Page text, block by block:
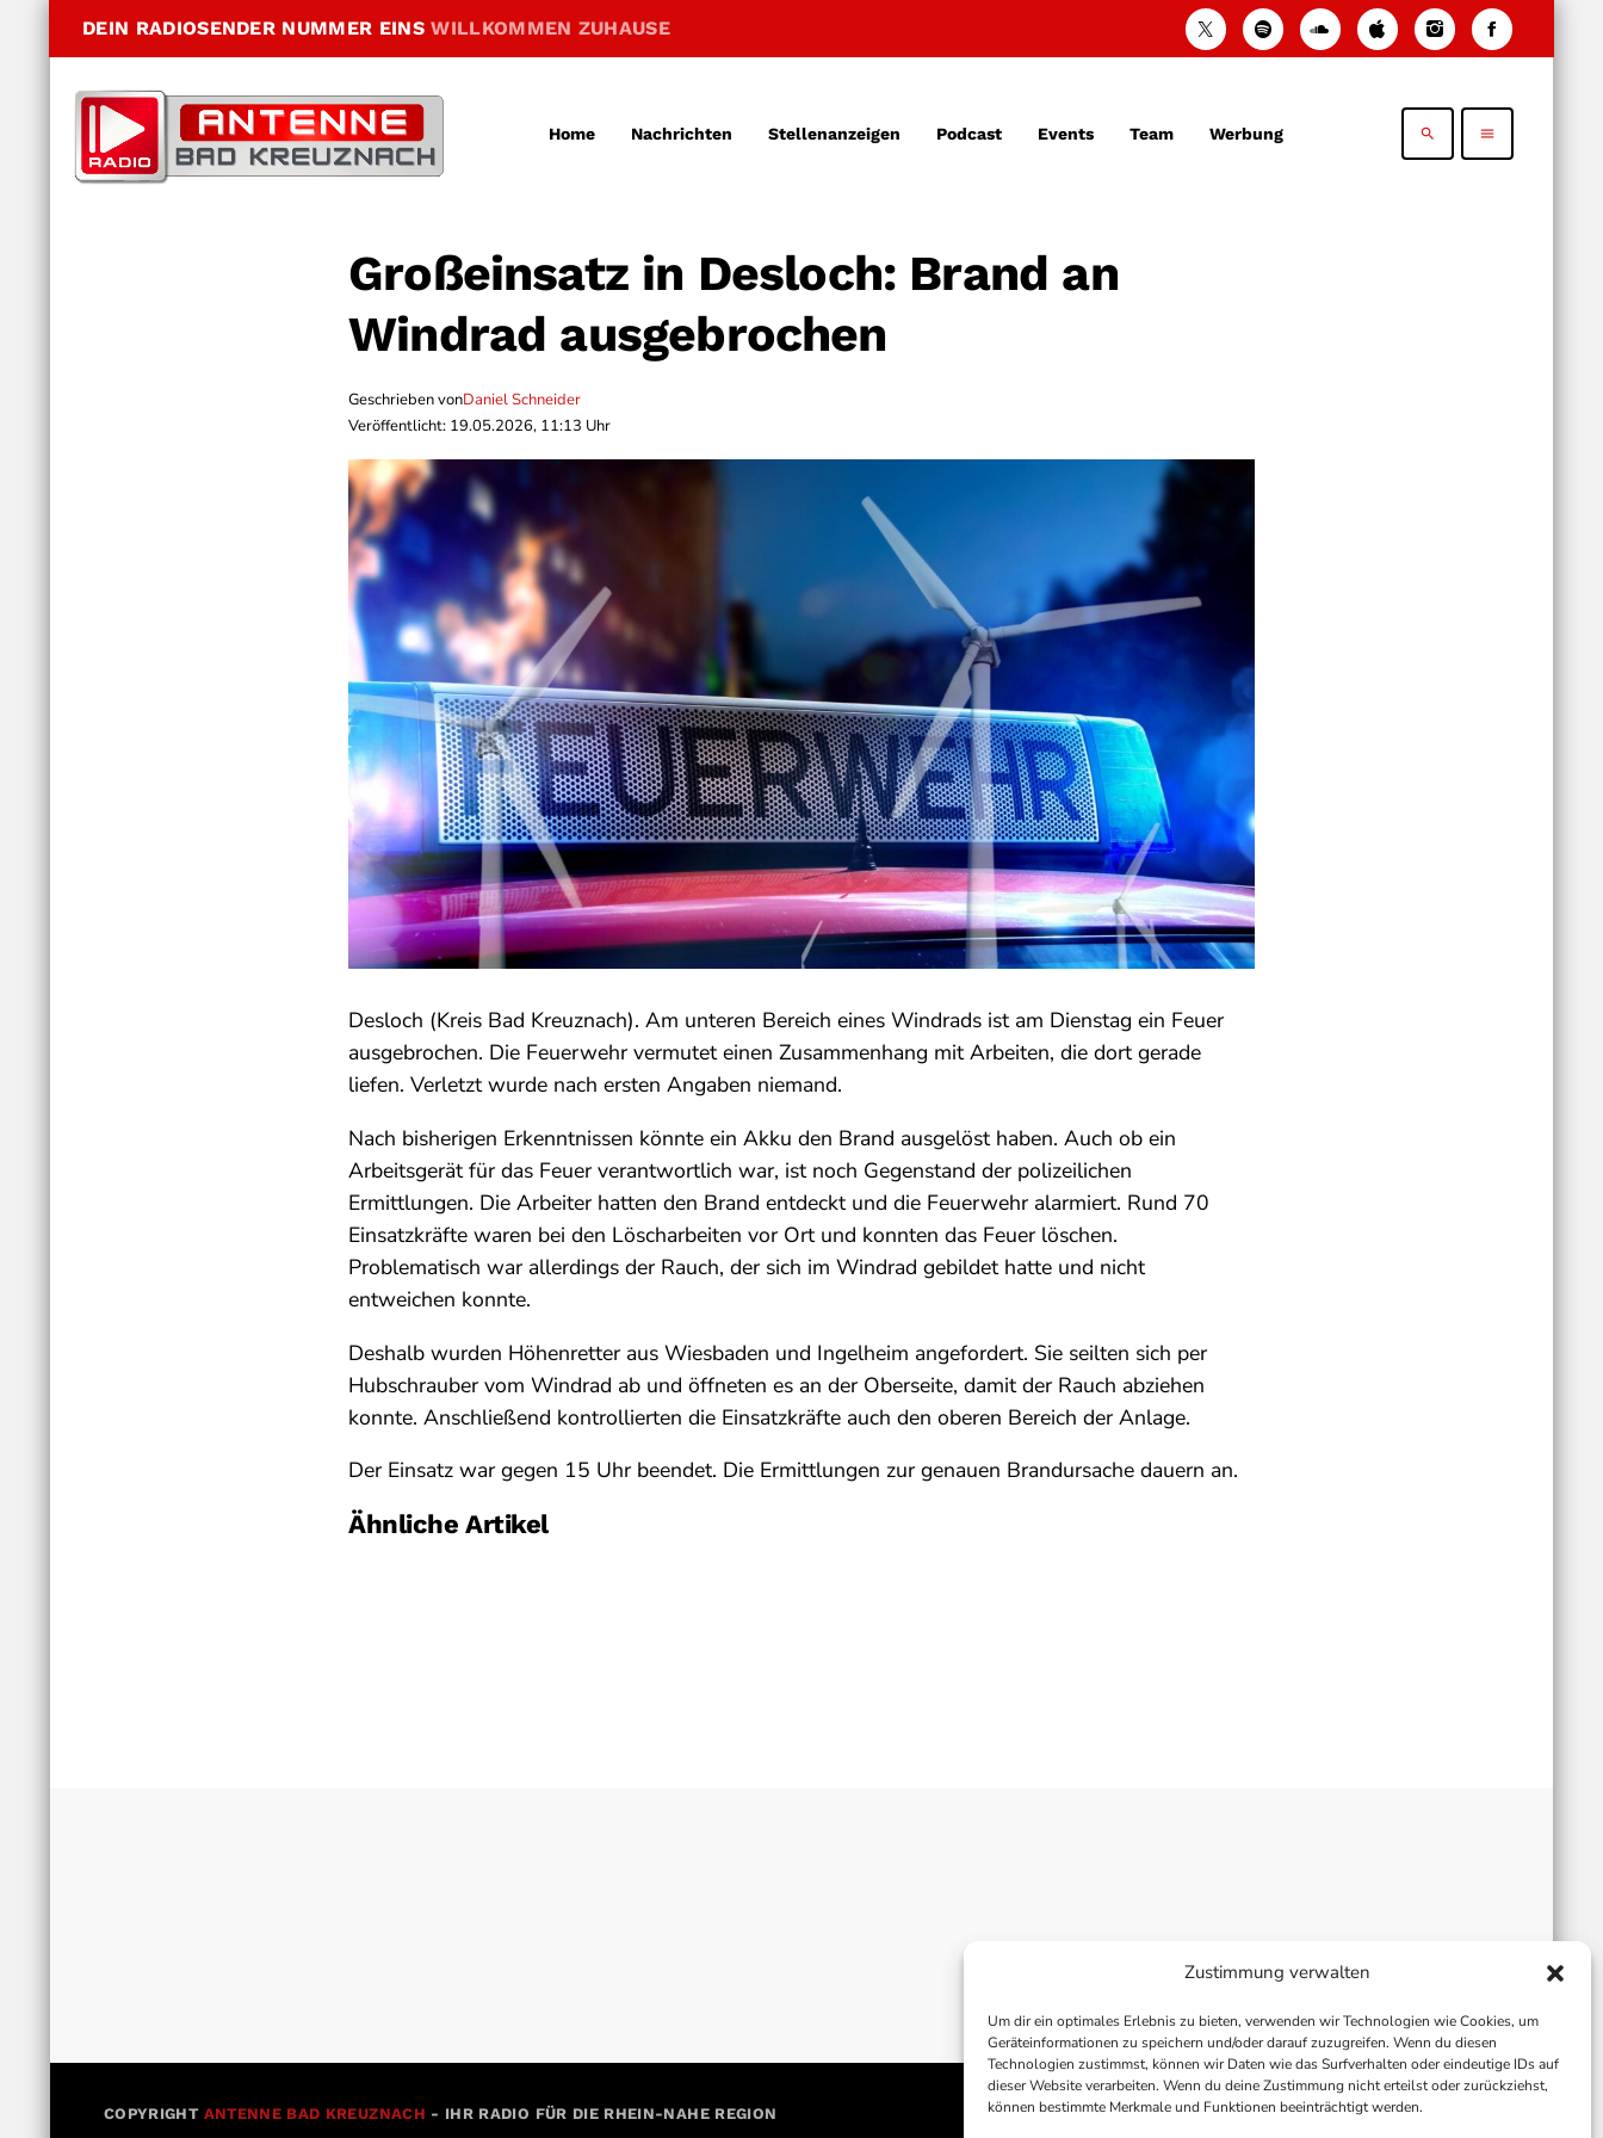
Zustimmung verwalten
Um dir ein optimales Erlebnis zu bieten, verwenden wir Technologien wie Cookies, um
Geräteinformationen zu speichern und/oder darauf zuzugreifen. Wenn du diesen
Technologien zustimmst, können wir Daten wie das Surfverhalten oder eindeutige IDs auf
dieser Website verarbeiten. Wenn du deine Zustimmung nicht erteilst oder zurückziehst,
können bestimmte Merkmale und Funktionen beeinträchtigt werden.
DEIN RADIOSENDER NUMMER EINSWILLKOMMEN ZUHAUSE
Home Nachrichten Stellenanzeigen Podcast Events Team Werbung search menu
Großeinsatz in Desloch: Brand an
Windrad ausgebrochen
Geschrieben vonDaniel Schneider
Veröffentlicht: 19.05.2026, 11:13 Uhr
Desloch (Kreis Bad Kreuznach). Am unteren Bereich eines Windrads ist am Dienstag ein Feuer
ausgebrochen. Die Feuerwehr vermutet einen Zusammenhang mit Arbeiten, die dort gerade
liefen. Verletzt wurde nach ersten Angaben niemand.
Nach bisherigen Erkenntnissen könnte ein Akku den Brand ausgelöst haben. Auch ob ein
Arbeitsgerät für das Feuer verantwortlich war, ist noch Gegenstand der polizeilichen
Ermittlungen. Die Arbeiter hatten den Brand entdeckt und die Feuerwehr alarmiert. Rund 70
Einsatzkräfte waren bei den Löscharbeiten vor Ort und konnten das Feuer löschen.
Problematisch war allerdings der Rauch, der sich im Windrad gebildet hatte und nicht
entweichen konnte.
Deshalb wurden Höhenretter aus Wiesbaden und Ingelheim angefordert. Sie seilten sich per
Hubschrauber vom Windrad ab und öffneten es an der Oberseite, damit der Rauch abziehen
konnte. Anschließend kontrollierten die Einsatzkräfte auch den oberen Bereich der Anlage.
Der Einsatz war gegen 15 Uhr beendet. Die Ermittlungen zur genauen Brandursache dauern an.
Ähnliche Artikel
COPYRIGHT ANTENNE BAD KREUZNACH - IHR RADIO FÜR DIE RHEIN-NAHE REGION